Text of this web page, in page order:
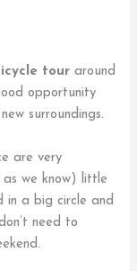
tour around
opportunity
surroundings.
are very
we know) little
in a big circle and
need to